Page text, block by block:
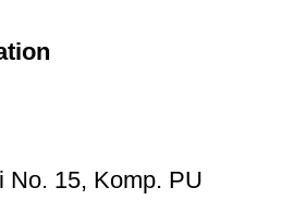
No. 15, Komp. PU